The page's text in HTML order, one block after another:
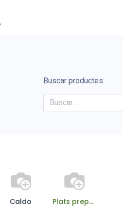
Buscar productes
Caldo Plats preparats